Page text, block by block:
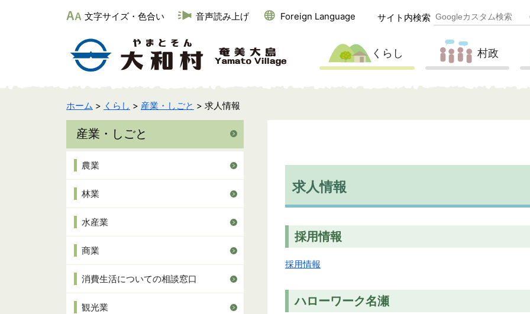
文字サイズ・色合い 音声読み上げ Foreign Language サイト内検索
くらし 村政
ホーム > くらし > 産業・しごと > 求人情報
産業・しごと
農業
林業
水産業
商業
消費生活についての相談窓口
観光業
求人情報
採用情報
採用情報
ハローワーク名瀬